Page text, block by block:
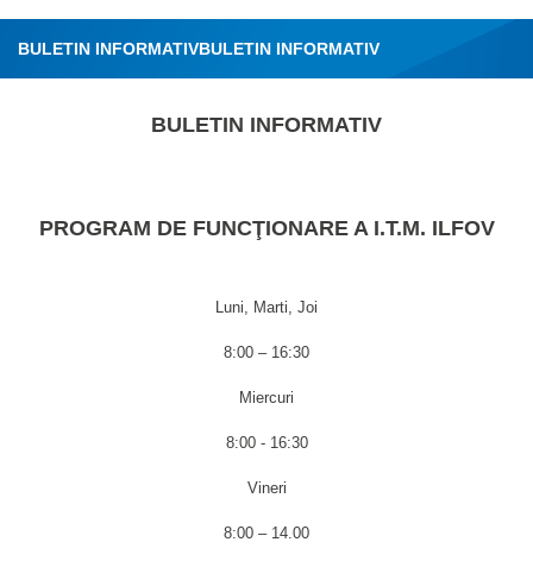
BULETIN INFORMATIVBULETIN INFORMATIV
BULETIN INFORMATIV
PROGRAM DE FUNCŢIONARE A I.T.M. ILFOV
Luni, Marti, Joi
8:00 – 16:30
Miercuri
8:00 - 16:30
Vineri
8:00 – 14.00